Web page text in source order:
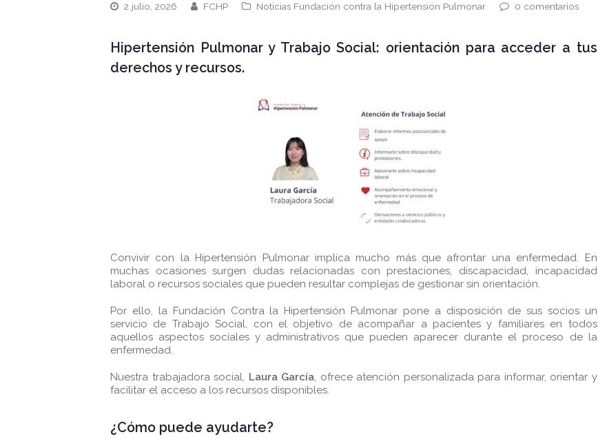
2 julio, 2026 FCHP Noticias Fundación contra la Hipertensión Pulmonar 0 comentarios
Hipertensión Pulmonar y Trabajo Social: orientación para acceder a tus
derechos y recursos.
Convivir con la Hipertensión Pulmonar implica mucho más que afrontar una enfermedad. En
muchas ocasiones surgen dudas relacionadas con prestaciones, discapacidad, incapacidad
laboral o recursos sociales que pueden resultar complejas de gestionar sin orientación.
Por ello, la Fundación Contra la Hipertensión Pulmonar pone a disposición de sus socios un
servicio de Trabajo Social, con el objetivo de acompañar a pacientes y familiares en todos
aquellos aspectos sociales y administrativos que pueden aparecer durante el proceso de la
enfermedad.
Nuestra trabajadora social, Laura García, ofrece atención personalizada para informar, orientar y
facilitar el acceso a los recursos disponibles.
¿Cómo puede ayudarte?